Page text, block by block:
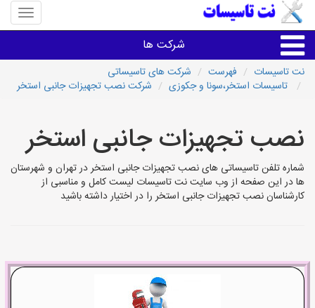
منوی
سایت
شرکت ها
خدمات تاسیسات ساختمان
خدمات تاسیسات ساختمان
سایر خدمات
نت تاسیسات فهرست
شرکت های تاسیساتی
تاسیسات استخر،سونا و جکوزی
شرکت نصب تجهیزات جانبی استخر
نصب تجهیزات جانبی استخر
شماره تلفن تاسیساتی های نصب تجهیزات جانبی استخر در تهران و شهرستان
ها در این صفحه از وب سایت نت تاسیسات لیست کامل و مناسبی از
کارشناسان نصب تجهیزات جانبی استخر را در اختیار داشته باشید